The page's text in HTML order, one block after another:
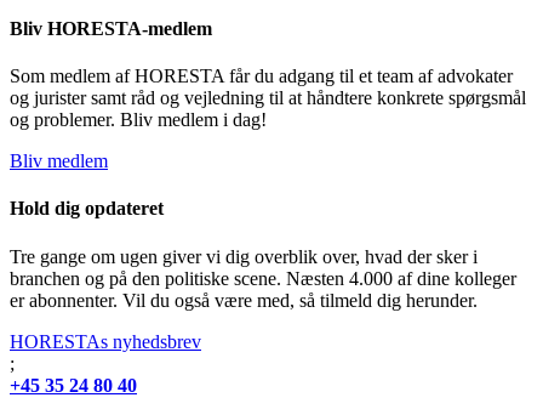
Bliv HORESTA-medlem
Som medlem af HORESTA får du adgang til et team af advokater
og jurister samt råd og vejledning til at håndtere konkrete spørgsmål
og problemer. Bliv medlem i dag!
Bliv medlem
Hold dig opdateret
Tre gange om ugen giver vi dig overblik over, hvad der sker i
branchen og på den politiske scene. Næsten 4.000 af dine kolleger
er abonnenter. Vil du også være med, så tilmeld dig herunder.
HORESTAs nyhedsbrev
;
+45 35 24 80 40